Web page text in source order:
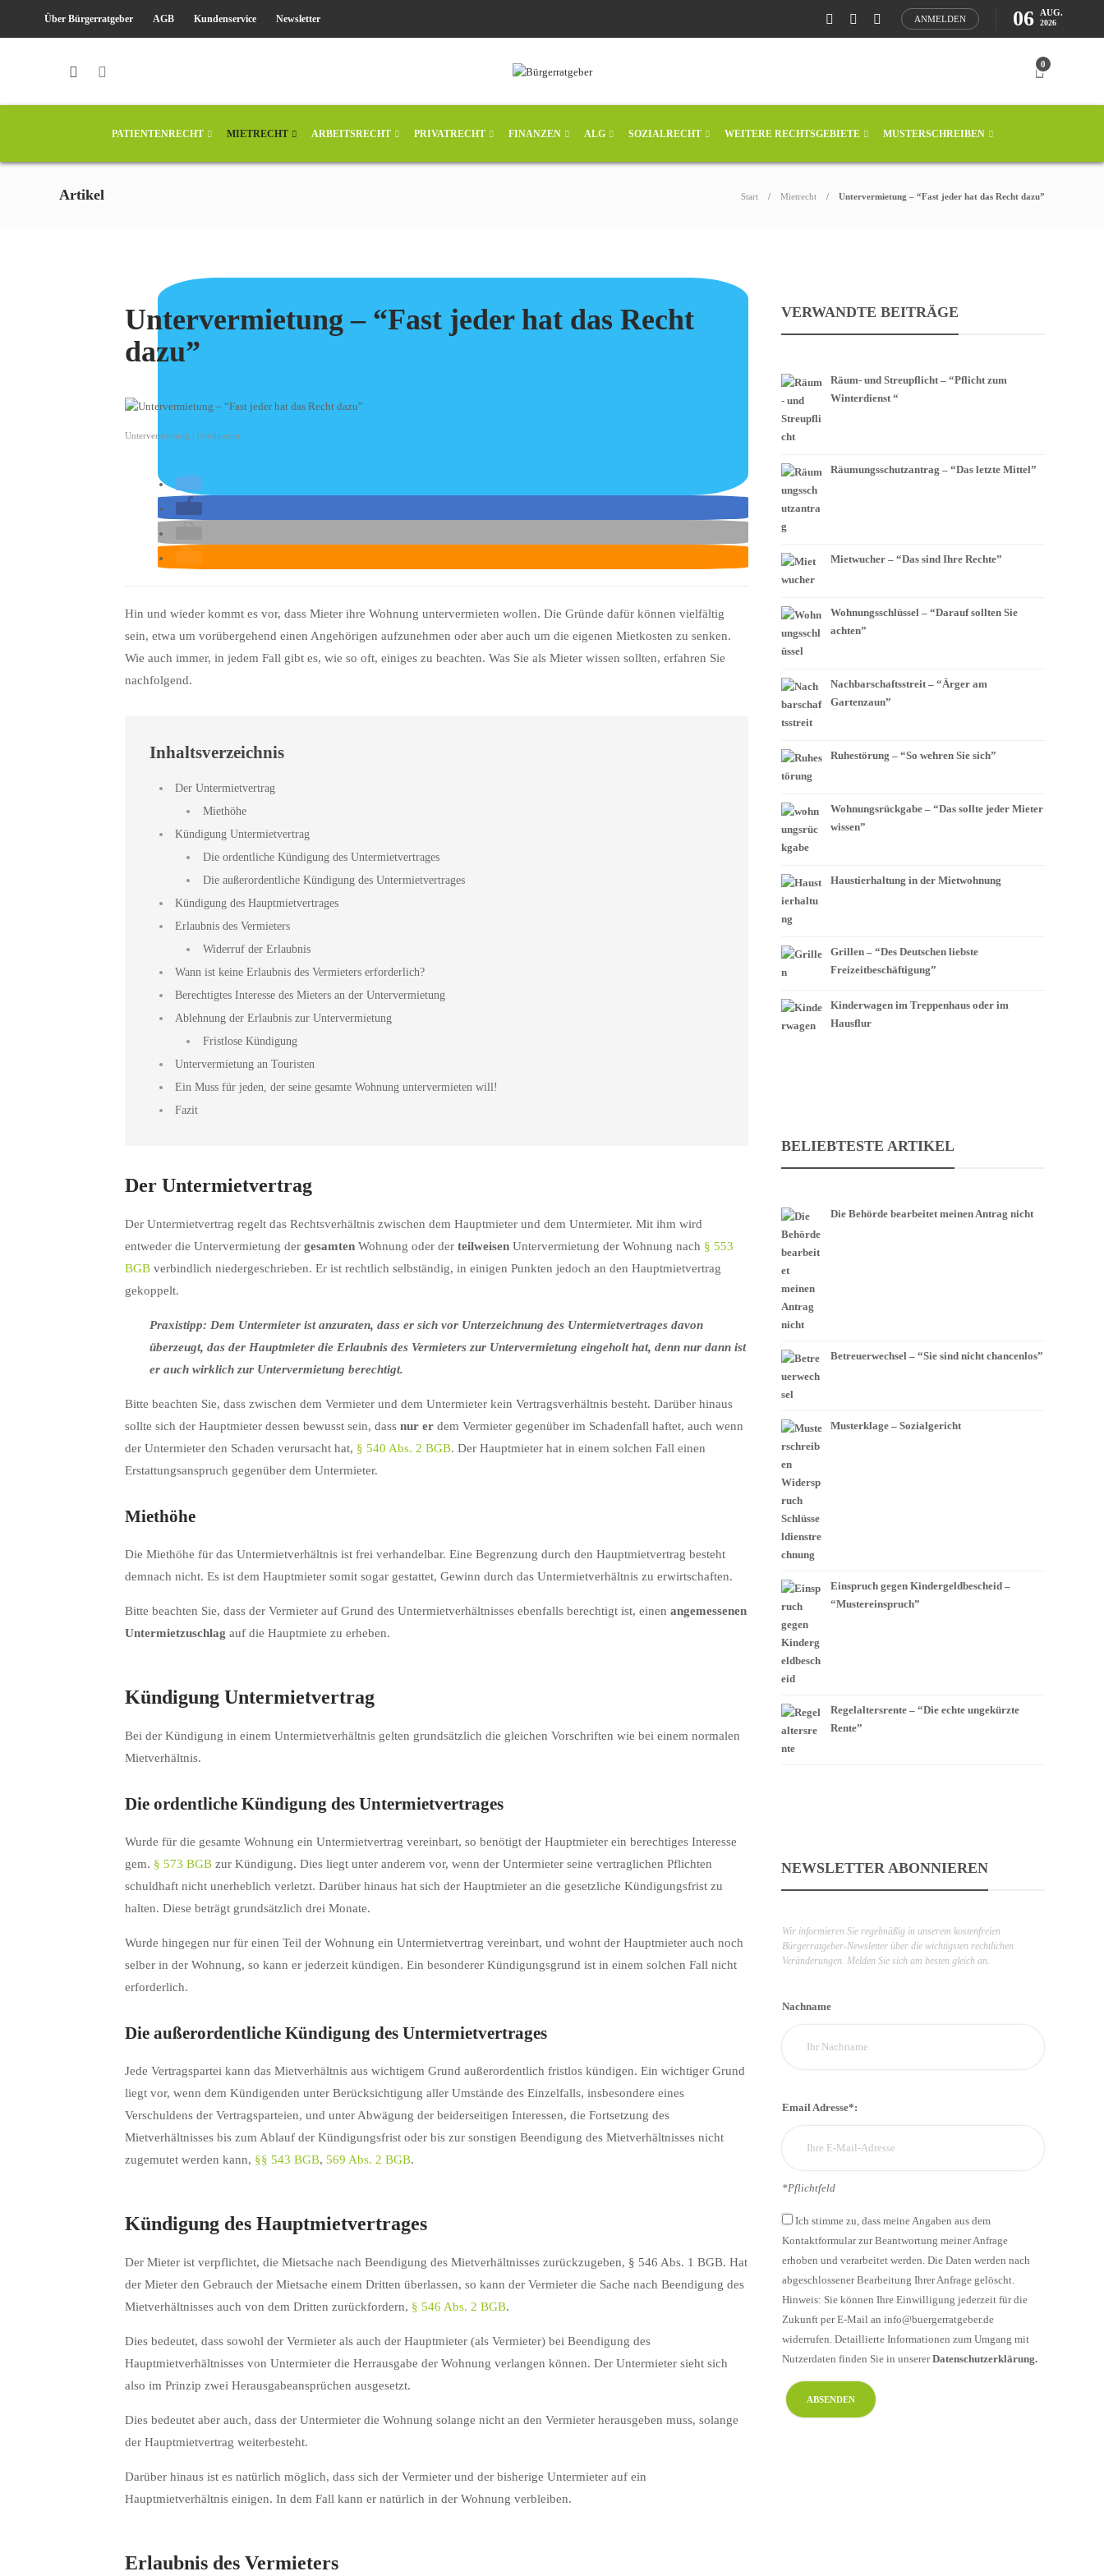
Über Bürgerratgeber AGB Kundenservice Newsletter ANMELDEN 06 AUG.
2026
0
PATIENTENRECHT MIETRECHT ARBEITSRECHT PRIVATRECHT FINANZEN ALG SOZIALRECHT WEITERE RECHTSGEBIETE MUSTERSCHREIBEN
Artikel Start Mietrecht Untervermietung – “Fast jeder hat das Recht dazu”
Untervermietung – “Fast jeder hat das Recht
dazu”
Untervermietung | fotolia.com
Hin und wieder kommt es vor, dass Mieter ihre Wohnung untervermieten wollen. Die Gründe dafür können vielfältig
sein, etwa um vorübergehend einen Angehörigen aufzunehmen oder aber auch um die eigenen Mietkosten zu senken.
Wie auch immer, in jedem Fall gibt es, wie so oft, einiges zu beachten. Was Sie als Mieter wissen sollten, erfahren Sie
nachfolgend.
Inhaltsverzeichnis
Der Untermietvertrag
Miethöhe
Kündigung Untermietvertrag
Die ordentliche Kündigung des Untermietvertrages
Die außerordentliche Kündigung des Untermietvertrages
Kündigung des Hauptmietvertrages
Erlaubnis des Vermieters
Widerruf der Erlaubnis
Wann ist keine Erlaubnis des Vermieters erforderlich?
Berechtigtes Interesse des Mieters an der Untervermietung
Ablehnung der Erlaubnis zur Untervermietung
Fristlose Kündigung
Untervermietung an Touristen
Ein Muss für jeden, der seine gesamte Wohnung untervermieten will!
Fazit
Der Untermietvertrag
Der Untermietvertrag regelt das Rechtsverhältnis zwischen dem Hauptmieter und dem Untermieter. Mit ihm wird
entweder die Untervermietung der gesamten Wohnung oder der teilweisen Untervermietung der Wohnung nach § 553
BGB verbindlich niedergeschrieben. Er ist rechtlich selbständig, in einigen Punkten jedoch an den Hauptmietvertrag
gekoppelt.
Praxistipp: Dem Untermieter ist anzuraten, dass er sich vor Unterzeichnung des Untermietvertrages davon
überzeugt, das der Hauptmieter die Erlaubnis des Vermieters zur Untervermietung eingeholt hat, denn nur dann ist
er auch wirklich zur Untervermietung berechtigt.
Bitte beachten Sie, dass zwischen dem Vermieter und dem Untermieter kein Vertragsverhältnis besteht. Darüber hinaus
sollte sich der Hauptmieter dessen bewusst sein, dass nur er dem Vermieter gegenüber im Schadenfall haftet, auch wenn
der Untermieter den Schaden verursacht hat, § 540 Abs. 2 BGB. Der Hauptmieter hat in einem solchen Fall einen
Erstattungsanspruch gegenüber dem Untermieter.
Miethöhe
Die Miethöhe für das Untermietverhältnis ist frei verhandelbar. Eine Begrenzung durch den Hauptmietvertrag besteht
demnach nicht. Es ist dem Hauptmieter somit sogar gestattet, Gewinn durch das Untermietverhältnis zu erwirtschaften.
Bitte beachten Sie, dass der Vermieter auf Grund des Untermietverhältnisses ebenfalls berechtigt ist, einen angemessenen
Untermietzuschlag auf die Hauptmiete zu erheben.
Kündigung Untermietvertrag
Bei der Kündigung in einem Untermietverhältnis gelten grundsätzlich die gleichen Vorschriften wie bei einem normalen
Mietverhältnis.
Die ordentliche Kündigung des Untermietvertrages
Wurde für die gesamte Wohnung ein Untermietvertrag vereinbart, so benötigt der Hauptmieter ein berechtiges Interesse
gem. § 573 BGB zur Kündigung. Dies liegt unter anderem vor, wenn der Untermieter seine vertraglichen Pflichten
schuldhaft nicht unerheblich verletzt. Darüber hinaus hat sich der Hauptmieter an die gesetzliche Kündigungsfrist zu
halten. Diese beträgt grundsätzlich drei Monate.
Wurde hingegen nur für einen Teil der Wohnung ein Untermietvertrag vereinbart, und wohnt der Hauptmieter auch noch
selber in der Wohnung, so kann er jederzeit kündigen. Ein besonderer Kündigungsgrund ist in einem solchen Fall nicht
erforderlich.
Die außerordentliche Kündigung des Untermietvertrages
Jede Vertragspartei kann das Mietverhältnis aus wichtigem Grund außerordentlich fristlos kündigen. Ein wichtiger Grund
liegt vor, wenn dem Kündigenden unter Berücksichtigung aller Umstände des Einzelfalls, insbesondere eines
Verschuldens der Vertragsparteien, und unter Abwägung der beiderseitigen Interessen, die Fortsetzung des
Mietverhältnisses bis zum Ablauf der Kündigungsfrist oder bis zur sonstigen Beendigung des Mietverhältnisses nicht
zugemutet werden kann, §§ 543 BGB, 569 Abs. 2 BGB.
Kündigung des Hauptmietvertrages
Der Mieter ist verpflichtet, die Mietsache nach Beendigung des Mietverhältnisses zurückzugeben, § 546 Abs. 1 BGB. Hat
der Mieter den Gebrauch der Mietsache einem Dritten überlassen, so kann der Vermieter die Sache nach Beendigung des
Mietverhältnisses auch von dem Dritten zurückfordern, § 546 Abs. 2 BGB.
Dies bedeutet, dass sowohl der Vermieter als auch der Hauptmieter (als Vermieter) bei Beendigung des
Hauptmietverhältnisses von Untermieter die Herrausgabe der Wohnung verlangen können. Der Untermieter sieht sich
also im Prinzip zwei Herausgabeansprüchen ausgesetzt.
Dies bedeutet aber auch, dass der Untermieter die Wohnung solange nicht an den Vermieter herausgeben muss, solange
der Hauptmietvertrag weiterbesteht.
Darüber hinaus ist es natürlich möglich, dass sich der Vermieter und der bisherige Untermieter auf ein
Hauptmietverhältnis einigen. In dem Fall kann er natürlich in der Wohnung verbleiben.
Erlaubnis des Vermieters
VERWANDTE BEITRÄGE
Räum- und Streupflicht – “Pflicht zum
Winterdienst “
Räumungsschutzantrag – “Das letzte Mittel”
Mietwucher – “Das sind Ihre Rechte”
Wohnungsschlüssel – “Darauf sollten Sie
achten”
Nachbarschaftsstreit – “Ärger am
Gartenzaun”
Ruhestörung – “So wehren Sie sich”
Wohnungsrückgabe – “Das sollte jeder Mieter
wissen”
Haustierhaltung in der Mietwohnung
Grillen – “Des Deutschen liebste
Freizeitbeschäftigung”
Kinderwagen im Treppenhaus oder im
Hausflur
BELIEBTESTE ARTIKEL
Die Behörde bearbeitet meinen Antrag nicht
Betreuerwechsel – “Sie sind nicht chancenlos”
Musterklage – Sozialgericht
Einspruch gegen Kindergeldbescheid –
“Mustereinspruch”
Regelaltersrente – “Die echte ungekürzte
Rente”
NEWSLETTER ABONNIEREN
Wir informieren Sie regelmäßig in unserem kostenfreien
Bürgerratgeber-Newsletter über die wichtigsten rechtlichen
Veränderungen. Melden Sie sich am besten gleich an.
Nachname
Email Adresse*:
*Pflichtfeld
Ich stimme zu, dass meine Angaben aus dem
Kontaktformular zur Beantwortung meiner Anfrage
erhoben und verarbeitet werden. Die Daten werden nach
abgeschlossener Bearbeitung Ihrer Anfrage gelöscht.
Hinweis: Sie können Ihre Einwilligung jederzeit für die
Zukunft per E-Mail an info@buergerratgeber.de
widerrufen. Detaillierte Informationen zum Umgang mit
Nutzerdaten finden Sie in unsererDatenschutzerklärung.